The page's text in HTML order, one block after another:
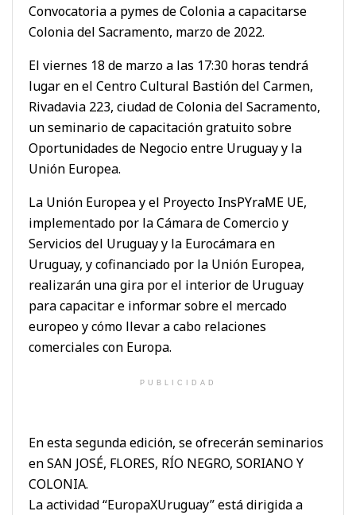
Convocatoria a pymes de Colonia a capacitarse
Colonia del Sacramento, marzo de 2022.
El viernes 18 de marzo a las 17:30 horas tendrá
lugar en el Centro Cultural Bastión del Carmen,
Rivadavia 223, ciudad de Colonia del Sacramento,
un seminario de capacitación gratuito sobre
Oportunidades de Negocio entre Uruguay y la
Unión Europea.
La Unión Europea y el Proyecto InsPYraME UE,
implementado por la Cámara de Comercio y
Servicios del Uruguay y la Eurocámara en
Uruguay, y cofinanciado por la Unión Europea,
realizarán una gira por el interior de Uruguay
para capacitar e informar sobre el mercado
europeo y cómo llevar a cabo relaciones
comerciales con Europa.
PUBLICIDAD
En esta segunda edición, se ofrecerán seminarios
en SAN JOSÉ, FLORES, RÍO NEGRO, SORIANO Y
COLONIA.
La actividad “EuropaXUruguay” está dirigida a